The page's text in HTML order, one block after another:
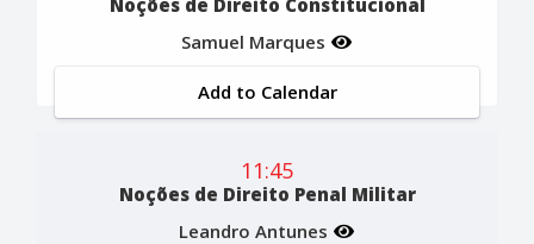
Samuel Marques
Add to Calendar
11:45
Noções de Direito Penal Militar
Leandro Antunes